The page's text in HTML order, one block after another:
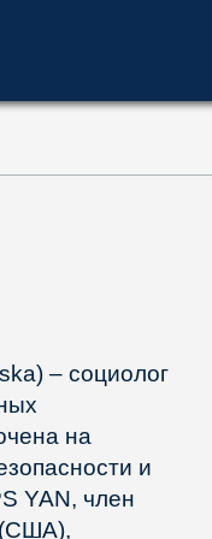
– социолог
на
и
YAN, член
(США),